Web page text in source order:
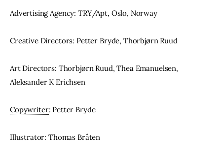
Advertising Agency: TRY/Apt, Oslo, Norway
Creative Directors: Petter Bryde, Thorbjørn Ruud
Art Directors: Thorbjørn Ruud, Thea Emanuelsen,
Aleksander K Erichsen
Copywriter: Petter Bryde
Illustrator: Thomas Bråten